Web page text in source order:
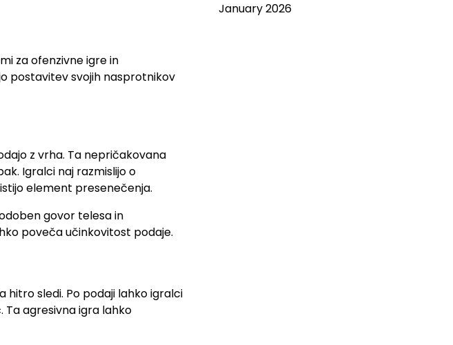
za ofenzivne igre in
postavitev svojih nasprotnikov
z vrha. Ta nepričakovana
Igralci naj razmislijo o
element presenečenja.
govor telesa in
poveča učinkovitost podaje.
hitro sledi. Po podaji lahko igralci
agresivna igra lahko
January 2026